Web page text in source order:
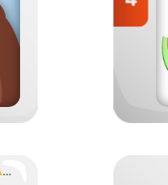
HATÁRON INNEN, HATÁRON TÚL